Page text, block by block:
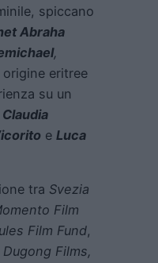
spiccano
Abraha
,
eritree
su un
Claudia
e Luca
tra Svezia
Film
Film Fund,
Dugong Films,